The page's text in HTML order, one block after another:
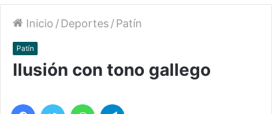
Inicio /Deportes/Patín
Patín
Ilusión con tono gallego